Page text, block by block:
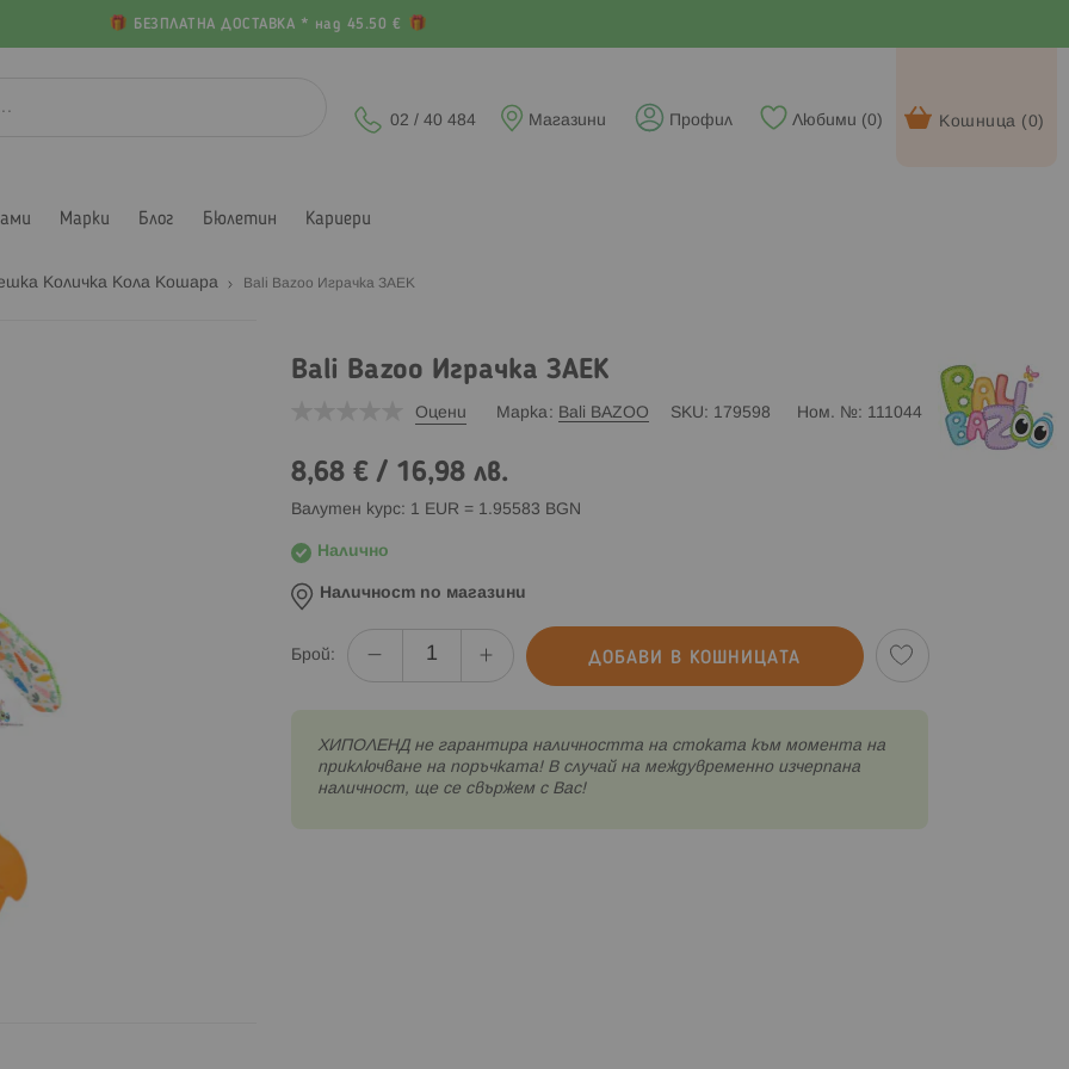
БЕЗПЛАТНА ДОСТАВКА * над 45.50 €
Кошница (0)
Любими (0)
Профил
Магазини
02 / 40 484
Марки Блог Бюлетин Кариери
Количка Кола Кошара Bali Bazoo Играчка ЗАЕК
Bali Bazoo Играчка ЗАЕК
Оцени Марка Bali BAZOO SKU 179598 Ном. № 111044
8,68 €/ 16,98 лв.
Валутен курс: 1 EUR = 1.95583 BGN
Налично
Наличност по магазини
Брой: ДОБАВИ В КОШНИЦАТА
XИПОЛЕНД не гарантира наличността на стоката към момента на
приключване на поръчката! В случай на междувременно изчерпана
наличност, ще се свържем с Вас!